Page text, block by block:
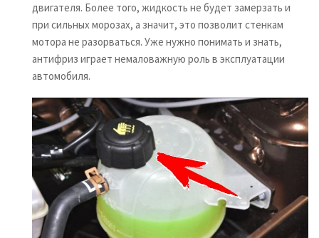
двигателя. Более того, жидкость не будет замерзать и
при сильных морозах, а значит, это позволит стенкам
мотора не разорваться. Уже нужно понимать и знать,
антифриз играет немаловажную роль в эксплуатации
автомобиля.